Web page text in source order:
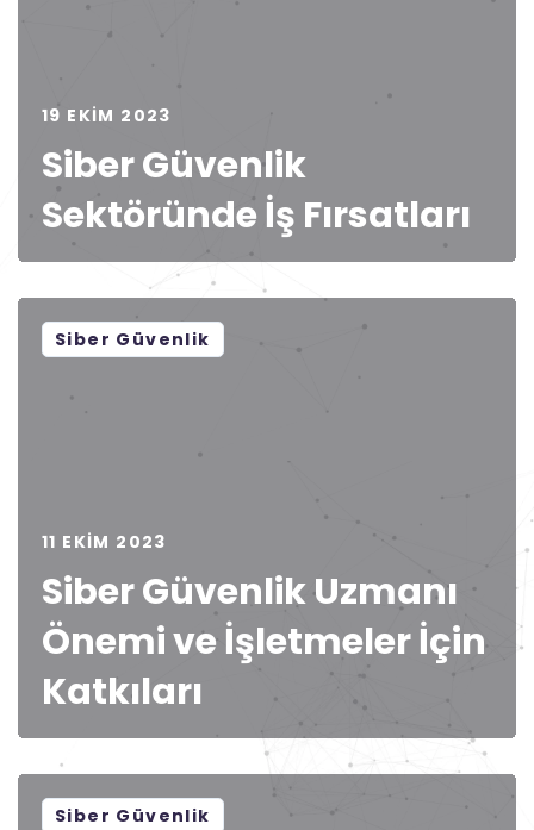
19 EKIM 2023
Siber Güvenlik
Sektöründe İş Fırsatları
Siber Güvenlik
11 EKIM 2023
Siber Güvenlik Uzmanı
Önemi ve İşletmeler İçin
Katkıları
Siber Güvenlik